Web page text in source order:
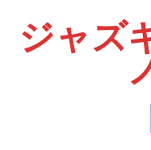
ジャズ